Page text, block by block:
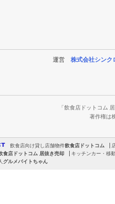
運営 株式会社シンク
「飲食店ドットコム
著作権は
飲食店向け貸し店舗物件飲食店ドットコム
食店ドットコム 居抜き売却 キッチンカー・移
グルメバイトちゃん